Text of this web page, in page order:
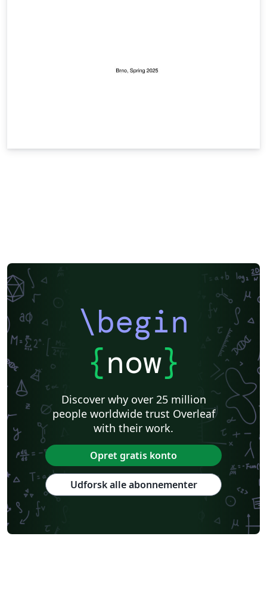
\begin
{now}
Discover why over 25 million
people worldwide trust Overleaf
with their work.
Opret gratis konto
Udforsk alle abonnementer